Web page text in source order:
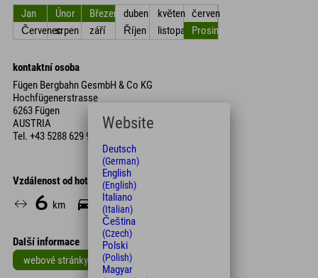
Jan
Únor Březen duben květen červen
Červenecsrpen září Říjen listopad Prosinec
kontaktní osoba
Fügen Bergbahn GesmbH & Co KG
Hochfügenerstrasse
6263 Fügen
AUSTRIA
Tel. +43 5288 629 91
Vzdálenost od hotelu
6 km 9 Min.
Další informace
webové stránky
Website
Deutsch
(German)
English
(English)
Italiano
(Italian)
Čeština
(Czech)
Polski
(Polish)
Magyar